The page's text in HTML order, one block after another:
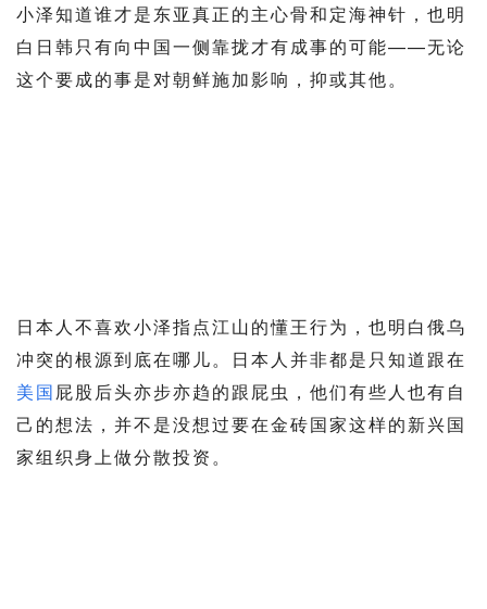
小泽知道谁才是东亚真正的主心骨和定海神针，也明
白日韩只有向中国一侧靠拢才有成事的可能——无论
这个要成的事是对朝鲜施加影响，抑或其他。
日本人不喜欢小泽指点江山的懂王行为，也明白俄乌
冲突的根源到底在哪儿。日本人并非都是只知道跟在
美国屁股后头亦步亦趋的跟屁虫，他们有些人也有自
己的想法，并不是没想过要在金砖国家这样的新兴国
家组织身上做分散投资。